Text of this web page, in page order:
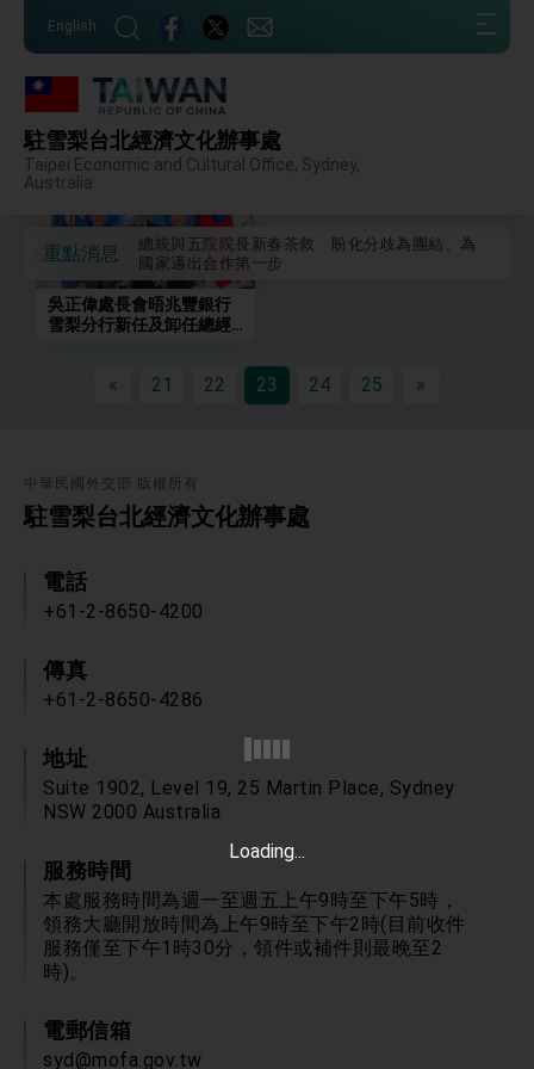
English
駐雪梨台北經濟文化辦事處
Taipei Economic and Cultural Office, Sydney,
Australia
重點消息
事處」，進一步深化台美交流合作
第一屆亞太在宅醫療大會開幕 總統盼分享臺灣
外交部發布WHA文宣影片「台灣醫療點亮世界」
及「台灣智慧醫療與健康產業展」預告短片，向
世界展現台灣守護全球健康的創新能量
總統出訪史瓦帝尼返國談話 強調臺灣人有權利
走向世界 盼與理念相近國家共同維護國際秩序
訪問
總統與五院院長新春茶敘 盼化分歧為團結、為
國家邁出合作第一步
總統農曆春節談話
台美貿易協議完成簽署達成6大目標、創5大歷史
升級 籲請立院全力支持並盡速通過
臺美簽署「對等貿易協定」確立對等關稅15%且不
疊加 我輸美2072項產品豁免對等關稅
外交部長林佳龍於《外交事務》撰文指出：自由
世界 需要台灣，團結合作方能守護繁榮
外交部長林佳龍出席《台灣光華雜誌》50週年慶
領 下一個世代的繁榮
要合作夥伴
會」訪問團一行，深化跨大西洋戰略夥伴關係
臺美經貿談判獲階段性成果 卓揆期勉爭取時間完
卓揆：臺美關稅談判階段性結果有助臺灣取得有
外交部與數位發展部攜手合作，整合台灣雄厚數
位實力，達成固邦榮邦目標
外交部長林佳龍主持第35次「參與亞太經濟合作
總統以「韌性之島，希望之光」為題發表2026新
相簿列表
吳正偉處長會晤兆豐銀行
雪梨分行新任及卸任總經
« 21 22 23 24 25 »
中華民國外交部 版權所有
駐雪梨台北經濟文化辦事處
電話
+61-2-8650-4200
傳真
+61-2-8650-4286
地址
Suite 1902, Level 19, 25 Martin Place, Sydney
NSW 2000 Australia
服務時間
本處服務時間為週一至週五上午9時至下午5時，
領務大廳開放時間為上午9時至下午2時(目前收件
服務僅至下午1時30分，領件或補件則最晚至2
時)。
電郵信箱
syd@mofa.gov.tw
Loading...